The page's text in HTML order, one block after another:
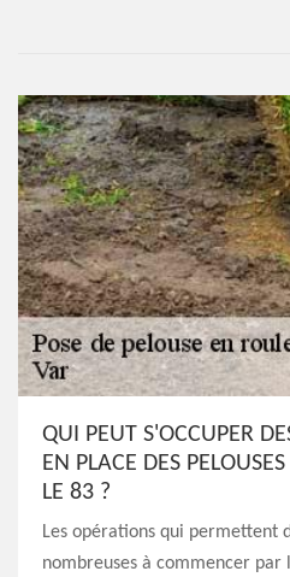
QUI PEUT S'OCCUPER
EN PLACE DES
LE 83 ?
Les opérations qui permettent
nombreuses à commencer par